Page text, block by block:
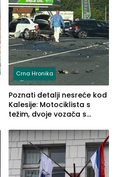
Crna Hronika
Poznati detalji nesreće kod
Kalesije: Motociklista s
težim, dvoje vozača s